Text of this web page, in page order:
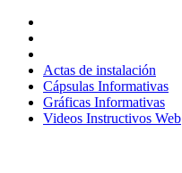
contenido
Actas de instalación
Cápsulas Informativas
Gráficas Informativas
Videos Instructivos Web